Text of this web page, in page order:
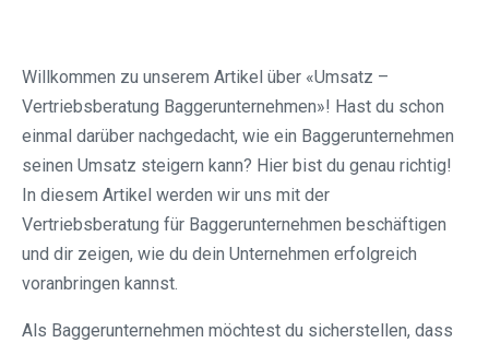
Willkommen zu unserem Artikel über «Umsatz –
Vertriebsberatung Baggerunternehmen»! Hast du schon
einmal darüber nachgedacht, wie ein Baggerunternehmen
seinen Umsatz steigern kann? Hier bist du genau richtig!
In diesem Artikel werden wir uns mit der
Vertriebsberatung für Baggerunternehmen beschäftigen
und dir zeigen, wie du dein Unternehmen erfolgreich
voranbringen kannst.
Als Baggerunternehmen möchtest du sicherstellen, dass